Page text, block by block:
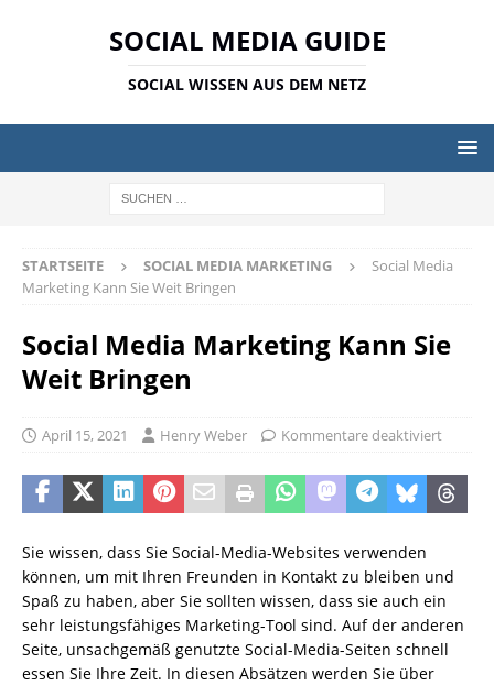
SOCIAL MEDIA GUIDE
SOCIAL WISSEN AUS DEM NETZ
STARTSEITE SOCIAL MEDIA MARKETING
Social Media
Marketing Kann Sie Weit Bringen
Social Media Marketing Kann Sie
Weit Bringen
April 15, 2021 Henry Weber Kommentare deaktiviert
Sie wissen, dass Sie Social-Media-Websites verwenden
können, um mit Ihren Freunden in Kontakt zu bleiben und
Spaß zu haben, aber Sie sollten wissen, dass sie auch ein
sehr leistungsfähiges Marketing-Tool sind. Auf der anderen
Seite, unsachgemäß genutzte Social-Media-Seiten schnell
essen Sie Ihre Zeit. In diesen Absätzen werden Sie über